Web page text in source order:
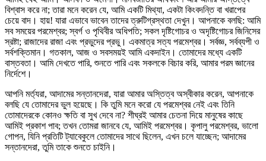
বিশ্বাস করে না; তারা মনে করেন যে, আমি একটি মিথ্যা, একটা কিংবদন্তি বা খরাপের
চেয়ে বাদ। হায়! যারা এভাবে ভাবেন তাদের ত্রুটিগ্রস্থতা দেখুন। আপনাকে বলছি: আমি
সব সময়ের পরমেশ্বর; স্বর্গ ও পৃথিবীর অধিপতি; সকল দৃষ্টিগোচর ও অদৃষ্টিগোচর জিনিসের
স্রষ্টা; রাজাদের রাজা এবং প্রভুদের প্রভু। একমাত্র সত্য পরমেশ্বর। সর্বজ্ঞ, সর্বব্যপী ও
সর্বশক্তিমান। গতকাল, আজ ও সবসময়ই আমি একদাইন। তোমাদের মধ্যে একটি
বাস্তবতা। আমি দেখতে পারি, শুনতে পারি এবং সকলকে বিচার করি, আমার পরম জ্ঞানের
নির্দেশে।
আপনি মর্ত্যরা, আদামের সন্তানদেরা, যারা আমার অস্তিত্ব অস্বীকার করেন, আপনাকে
বলছি যে তোমাদের ভুল হয়েছে। কি তুমি মনে করো যে পরমেশ্বর নেই এবং তিনি
তোমাদেরকে কোনও ক্ষতি বা সুখ দেবে না? শীঘ্রই আমার চেতনা দিয়ে মানুষের কাছে
আমিই প্রকাশ পাব; তখন তোমরা জানবে যে, আমিই পরমেশ্বর। কৃপালু পরমেশ্বর, ভালো
গোপন, যিনি প্রতিটি ট্যাবেকুলে তোমাদের সাথে ছিলেন, এখন চলে যাচ্ছেন; আদামের
সন্তানদেরা, তুমি তাকে শুনতে চাইনি।